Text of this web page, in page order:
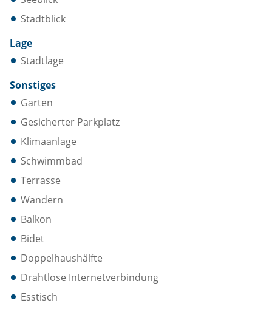
Stadtblick
Lage
Stadtlage
Sonstiges
Garten
Gesicherter Parkplatz
Klimaanlage
Schwimmbad
Terrasse
Wandern
Balkon
Bidet
Doppelhaushälfte
Drahtlose Internetverbindung
Esstisch